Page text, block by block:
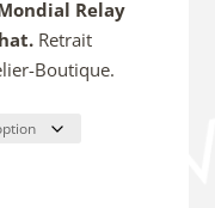
Relay
Retrait
Boutique.